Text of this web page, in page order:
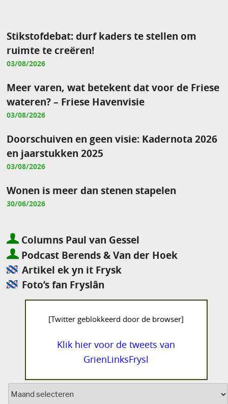
Stikstofdebat: durf kaders te stellen om
ruimte te creëren!
03/08/2026
Meer varen, wat betekent dat voor de Friese
wateren? – Friese Havenvisie
03/08/2026
Doorschuiven en geen visie: Kadernota 2026
en jaarstukken 2025
03/08/2026
Wonen is meer dan stenen stapelen
30/06/2026
Columns Paul van Gessel
Podcast Berends & Van der Hoek
Artikel ek yn it Frysk
Foto’s fan Fryslân
[Twitter geblokkeerd door de browser]
Klik hier voor de tweets van
GrienLinksFrysl